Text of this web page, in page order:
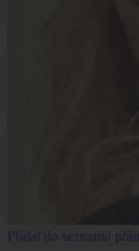
Přidat do seznamu přání